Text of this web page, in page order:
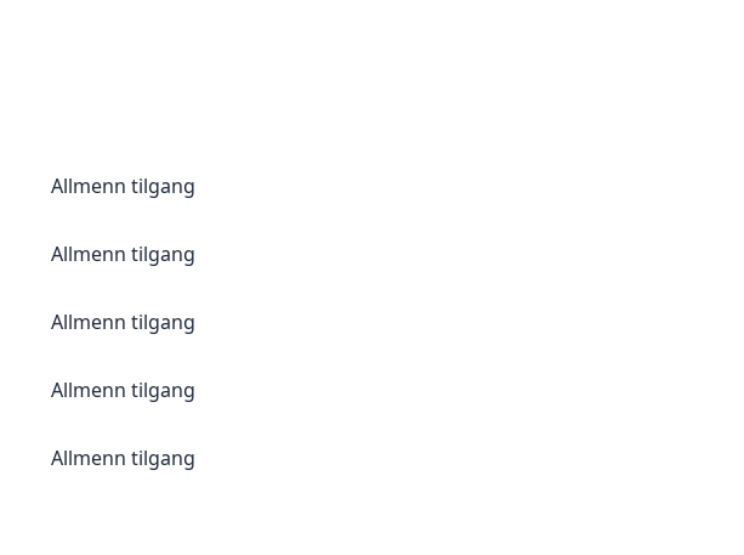
Allmenn tilgang
Allmenn tilgang
Allmenn tilgang
Allmenn tilgang
Allmenn tilgang